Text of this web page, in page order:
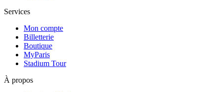
Services
Mon compte
Billetterie
Boutique
MyParis
Stadium Tour
À propos